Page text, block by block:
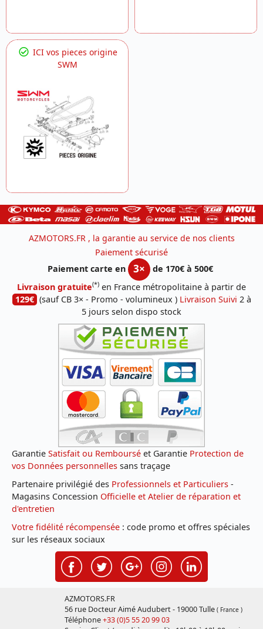
ICI vos pieces origine
SWM
AZMOTORS.FR , la garantie au service de nos clients
Paiement sécurisé
Paiement carte en
3×
de 170€ à 500€
Livraison gratuite(*) en France métropolitaine à partir de
129€ (sauf CB 3× - Promo - volumineux ) Livraison Suivi 2 à
5 jours selon dispo stock
Garantie Satisfait ou Remboursé et Garantie Protection de
vos Données personnelles sans traçage
Partenaire privilégié des Professionnels et Particuliers -
Magasins Concession Officielle et Atelier de réparation et
d'entretien
Votre fidélité récompensée : code promo et offres spéciales
sur les réseaux sociaux
AZMOTORS.FR
56 rue Docteur Aimé Audubert - 19000 Tulle ( France )
Téléphone+33 (0)5 55 20 99 03